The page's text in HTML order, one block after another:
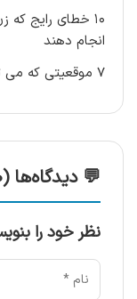
۱۰ خطای رایج
انجام دهند
7 موقعیتی که می توانید هر مردی را بشناسید
💬 دیدگاه‌ها (0)
نظر خود را